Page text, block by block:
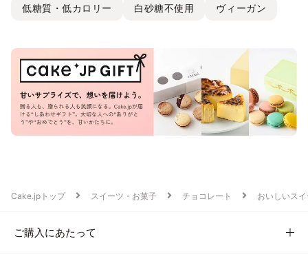
低糖質・低カロリー 白砂糖不使用 ヴィーガン
Cake.jpトップ スイーツ・お菓子 チョコレート おいしいス
ご購入にあたって